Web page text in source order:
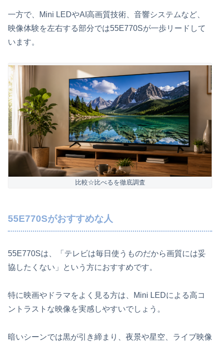
一方で、Mini LEDやAI高画質技術、音響システムなど、
映像体験を左右する部分では55E770Sが一歩リードして
います。
比較☆比べるを徹底調査
55E770Sがおすすめな人
55E770Sは、「テレビは毎日使うものだから画質には妥
協したくない」という方におすすめです。
特に映画やドラマをよく見る方は、Mini LEDによる高コ
ントラストな映像を実感しやすいでしょう。
暗いシーンでは黒が引き締まり、夜景や星空、ライブ映像